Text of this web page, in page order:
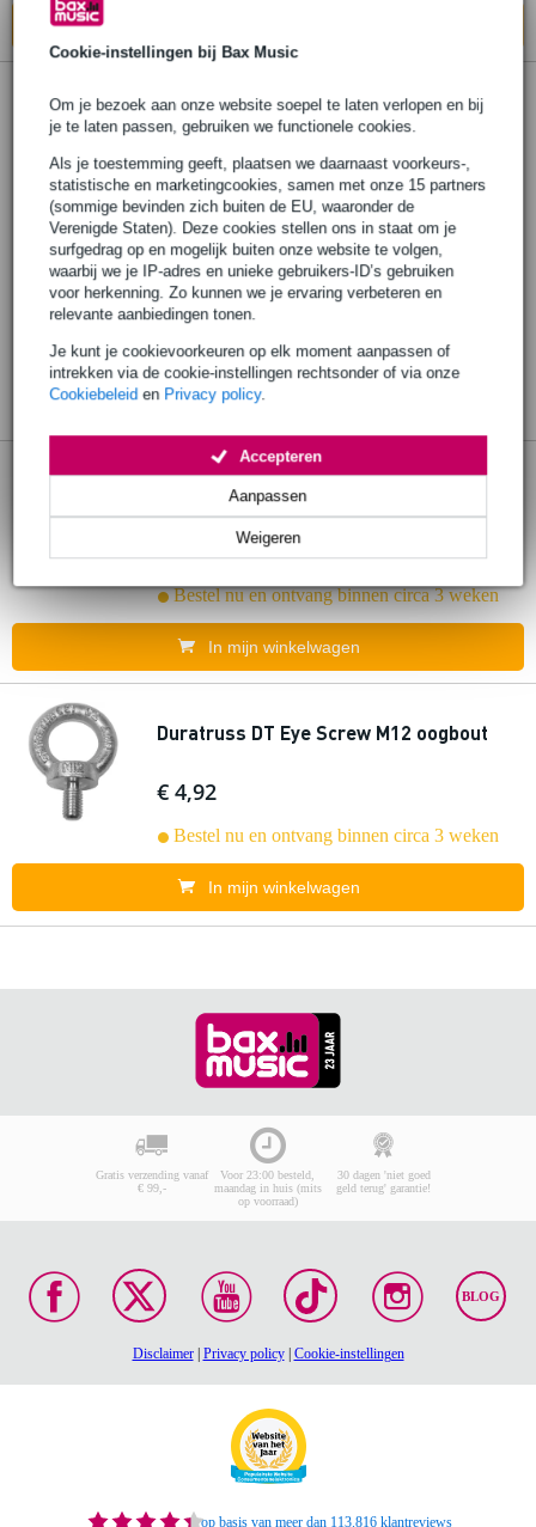
Cookie-instellingen bij Bax Music
Om je bezoek aan onze website soepel te laten verlopen en bij
je te laten passen, gebruiken we functionele cookies.
Als je toestemming geeft, plaatsen we daarnaast voorkeurs-,
statistische en marketingcookies, samen met onze 15 partners
(sommige bevinden zich buiten de EU, waaronder de
Verenigde Staten). Deze cookies stellen ons in staat om je
surfgedrag op en mogelijk buiten onze website te volgen,
waarbij we je IP-adres en unieke gebruikers-ID’s gebruiken
voor herkenning. Zo kunnen we je ervaring verbeteren en
relevante aanbiedingen tonen.
Je kunt je cookievoorkeuren op elk moment aanpassen of
intrekken via de cookie-instellingen rechtsonder of via onze
Cookiebeleid en Privacy policy.
Weigeren
Aanpassen
Accepteren
Duratruss DT Eye Nut M10 oogbout
Adviesprijs € 4,77 € 3,12
Bestel nu en ontvang binnen circa 3 weken
In mijn winkelwagen
Duratruss DT Eye Screw M12 oogbout
€ 4,92
Bestel nu en ontvang binnen circa 3 weken
In mijn winkelwagen
Gratis verzending vanaf
€ 99,-
Voor 23:00 besteld,
maandag in huis (mits
op voorraad)
30 dagen 'niet goed
geld terug' garantie!
BLOG
Disclaimer| Privacy policy| Cookie-instellingen
op basis van meer dan 113.816 klantreviews